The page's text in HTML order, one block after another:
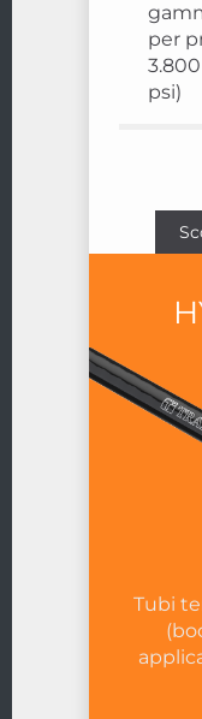
per
psi)
Tubi